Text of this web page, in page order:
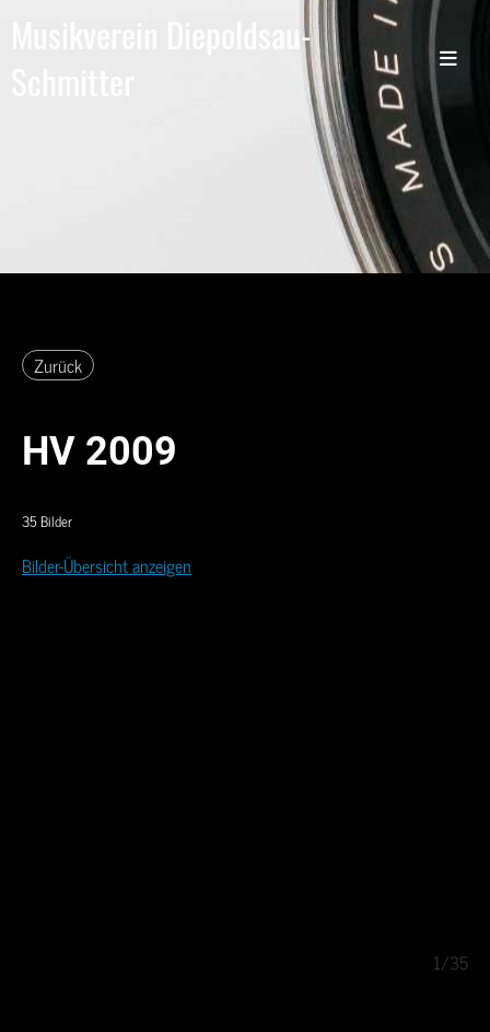
Musikverein Diepoldsau-
Zurück
HV 2009
35 Bilder
Bilder-Übersicht anzeigen
1/35